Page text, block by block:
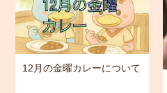
12月の金曜カレーについて